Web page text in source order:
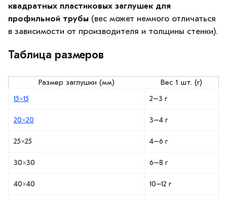
квадратных пластиковых заглушек для
профильной трубы (вес может немного отличаться
в зависимости от производителя и толщины стенки).
Таблица размеров
Размер заглушки (мм) Вес 1 шт. (г)
15×15 2–3 г
20×20 3–4 г
25×25 4–6 г
30×30 6–8 г
40×40 10–12 г